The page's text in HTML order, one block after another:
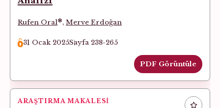
Rufen Oral*, Merve Erdoğan
31 Ocak 2025Sayfa 238-265
PDF Görüntüle
ARAŞTIRMA MAKALESI